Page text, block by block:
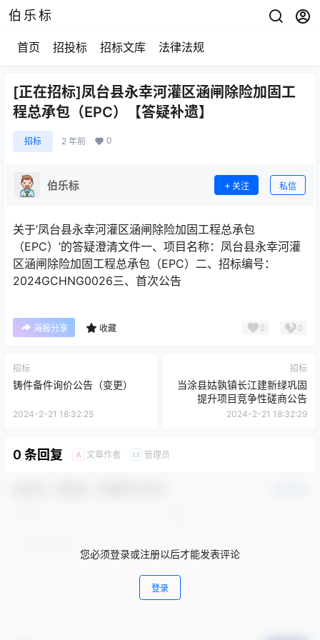
伯乐标
首页 招投标 招标文库 法律法规
[正在招标]凤台县永幸河灌区涵闸除险加固工
程总承包（EPC）【答疑补遗】
招标 2 年前 0
伯乐标 关注 私信
关于’凤台县永幸河灌区涵闸除险加固工程总承包
（EPC）’的答疑澄清文件一、项目名称：凤台县永幸河灌
区涵闸除险加固工程总承包（EPC）二、招标编号：
2024GCHNG0026三、首次公告
海报分享 收藏 0 0
招标
铸件备件询价公告（变更）
2024-2-21 18:32:25
招标
当涂县姑孰镇长江建新绿巩固
提升项目竞争性磋商公告
2024-2-21 18:32:29
0 条回复 A 文章作者 M 管理员
您必须登录或注册以后才能发表评论
登录